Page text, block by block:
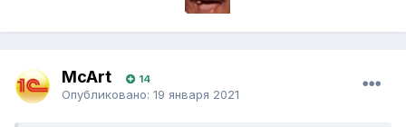
McArt 14
Опубликовано: 19 января 2021